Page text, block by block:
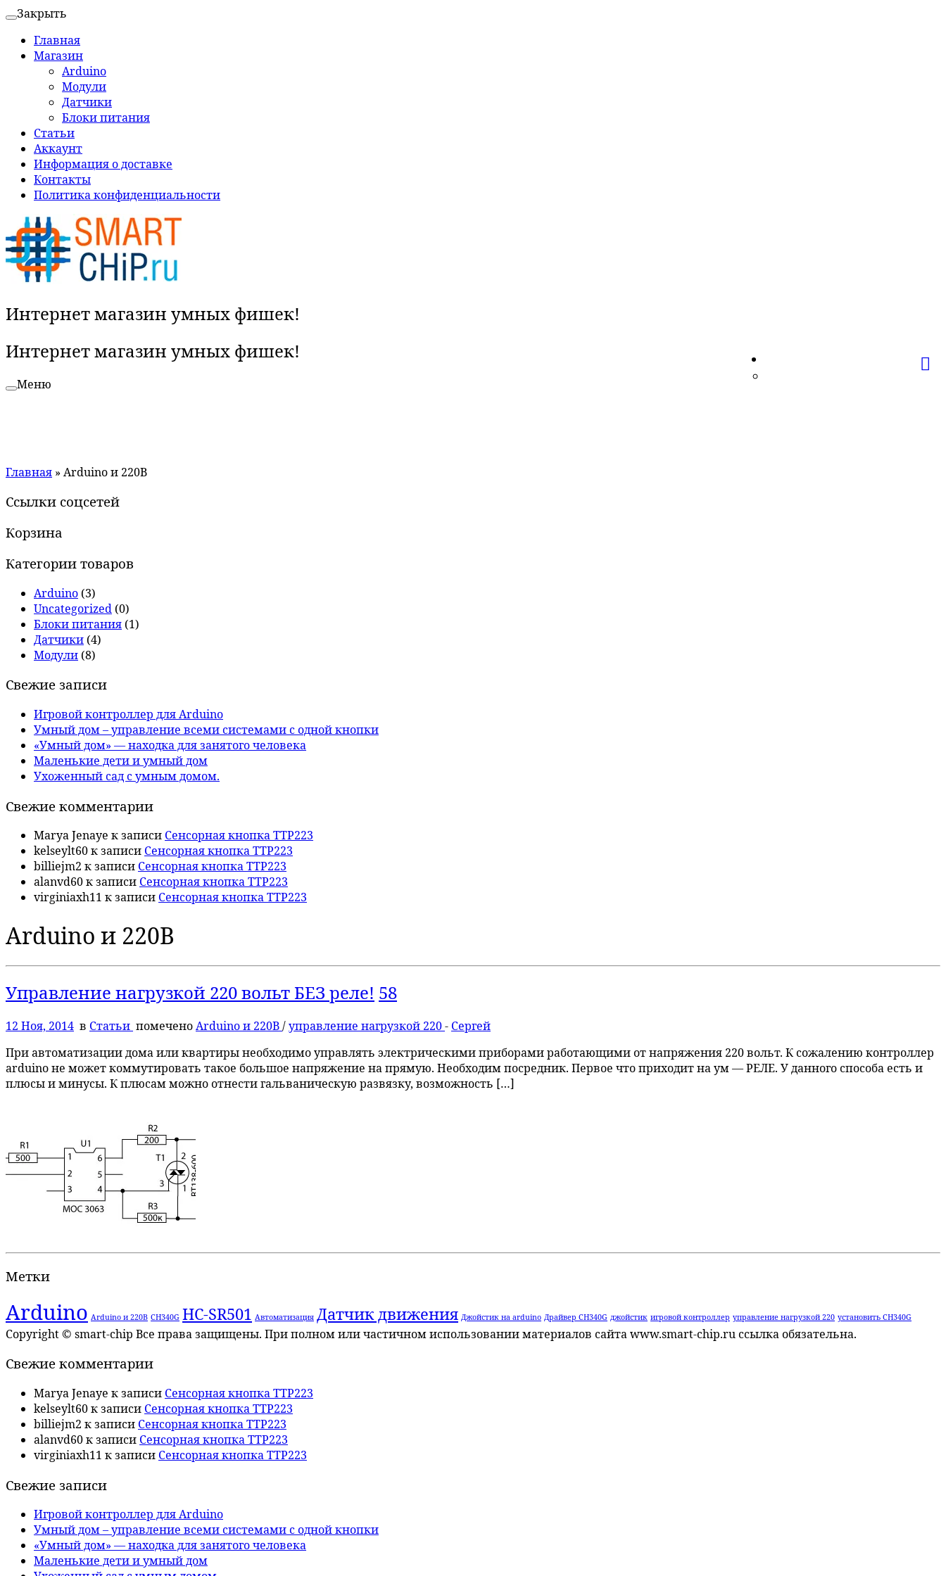
Закрыть
Главная
Магазин
Arduino
Модули
Датчики
Блоки питания
Статьи
Аккаунт
Информация о доставке
Контакты
Политика конфиденциальности
Интернет магазин умных фишек!
Интернет магазин умных фишек!
Меню
Главная » Arduino и 220В
Ссылки соцсетей
Корзина
Категории товаров
Arduino (3)
Uncategorized (0)
Блоки питания (1)
Датчики (4)
Модули (8)
Свежие записи
Игровой контроллер для Arduino
Умный дом – управление всеми системами с одной кнопки
«Умный дом» — находка для занятого человека
Маленькие дети и умный дом
Ухоженный сад с умным домом.
Свежие комментарии
Marya Jenaye к записи Сенсорная кнопка TTP223
kelseylt60к записи Сенсорная кнопка TTP223
billiejm2 к записи Сенсорная кнопка TTP223
alanvd60к записи Сенсорная кнопка TTP223
virginiaxh11 к записи Сенсорная кнопка TTP223
Arduino и 220В
Управление нагрузкой 220 вольт БЕЗ реле! 58
12 Ноя, 2014 в Статьи помеченоArduino и 220В/управление нагрузкой 220- Сергей
При автоматизации дома или квартиры необходимо управлять электрическими приборами работающими от напряжения 220 вольт. К сожалению контроллер
arduino не может коммутировать такое большое напряжение на прямую. Необходим посредник. Первое что приходит на ум — РЕЛЕ. У данного способа есть и
плюсы и минусы. К плюсам можно отнести гальваническую развязку, возможность […]
Метки
Arduino Arduino и 220В CH340G HC-SR501 Автоматизация Датчик движения Джойстик на arduino Драйвер CH340G джойстик игровой контроллер управление нагрузкой 220 установить CH340G
Copyright © smart-chip Все права защищены. При полном или частичном использовании материалов сайта www.smart-chip.ru ссылка обязательна.
Свежие комментарии
Marya Jenaye к записи Сенсорная кнопка TTP223
kelseylt60к записи Сенсорная кнопка TTP223
billiejm2 к записи Сенсорная кнопка TTP223
alanvd60к записи Сенсорная кнопка TTP223
virginiaxh11 к записи Сенсорная кнопка TTP223
Свежие записи
Игровой контроллер для Arduino
Умный дом – управление всеми системами с одной кнопки
«Умный дом» — находка для занятого человека
Маленькие дети и умный дом